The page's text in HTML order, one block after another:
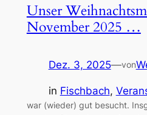
Unser
November 2025 …
Dez. 3, 2025—von
in Fischbach,
war (wieder) gut besucht.